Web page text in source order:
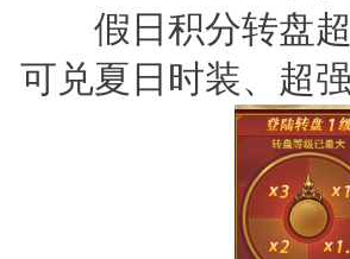
假日积分转盘超
可兑夏日时装、超